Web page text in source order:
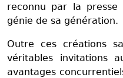
reconnu par la
génie de sa génération.
Outre ces créations
véritables invitations
avantages